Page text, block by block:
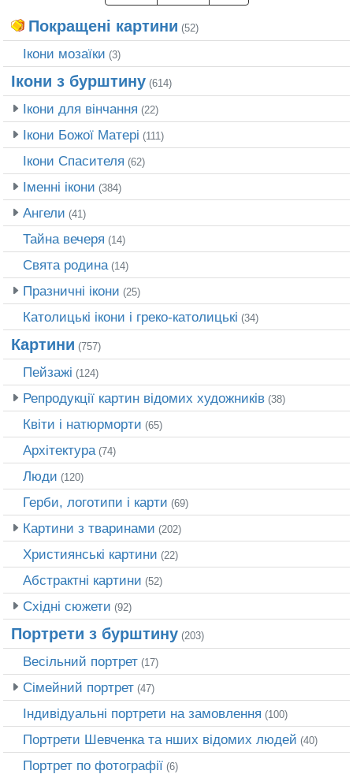
Покращені картини (52)
Ікони мозаїки (3)
Ікони з бурштину (614)
Ікони для вінчання (22)
Ікони Божої Матері (111)
Ікони Спасителя (62)
Іменні ікони (384)
Ангели (41)
Тайна вечеря (14)
Свята родина (14)
Празничні ікони (25)
Католицькі ікони і греко-католицькі (34)
Картини (757)
Пейзажі (124)
Репродукції картин відомих художників (38)
Квіти і натюрморти (65)
Архітектура (74)
Люди (120)
Герби, логотипи і карти (69)
Картини з тваринами (202)
Християнські картини (22)
Абстрактні картини (52)
Східні сюжети (92)
Портрети з бурштину (203)
Весільний портрет (17)
Сімейний портрет (47)
Індивідуальні портрети на замовлення (100)
Портрети Шевченка та нших відомих людей (40)
Портрет по фотографії (6)